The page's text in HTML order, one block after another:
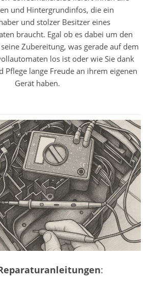
und Hintergrundinfos, die ein
und stolzer Besitzer eines
braucht. Egal ob es dabei um den
Zubereitung, was gerade auf dem
los ist oder wie Sie dank
Pflege lange Freude an ihrem eigenen
Gerät haben.
: